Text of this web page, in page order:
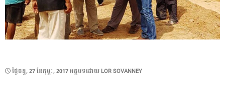
POSTED
ថ្ងៃ​ចន្ទ, 27 ខែ​កុម្ភៈ, 2017អត្ថបទដោយ LOR SOVANNEY